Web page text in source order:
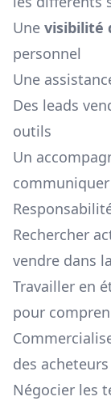
Une visibilité
personnel
Une
Des leads
outils
Un
Rechercher
vendre dans la
Travailler en
pour
des
Négocier les